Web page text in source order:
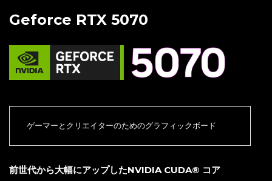
Geforce RTX 5070
ゲーマーとクリエイターのためのグラフィックボード
前世代から大幅にアップしたNVIDIA CUDA® コア